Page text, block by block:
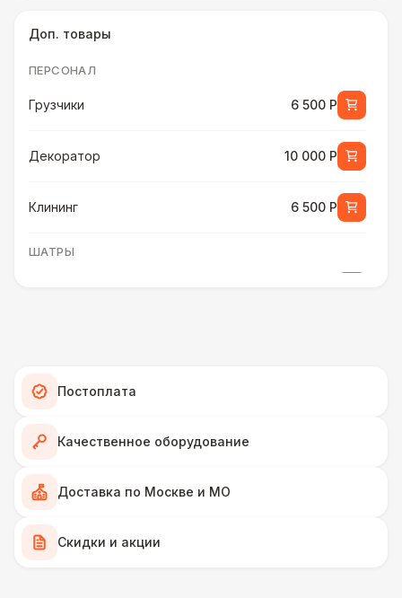
Доп. товары
ПЕРСОНАЛ
Грузчики 6 500 Р
Декоратор 10 000 Р
Клининг 6 500 Р
ШАТРЫ
Палатка 2,5 х 2,5 м
Шатер Пагода
Домик «Ярмарочный» 3 х 2 м
Шатер Павильон
Постоплата
Качественное оборудование
Доставка по Москве и МО
Скидки и акции